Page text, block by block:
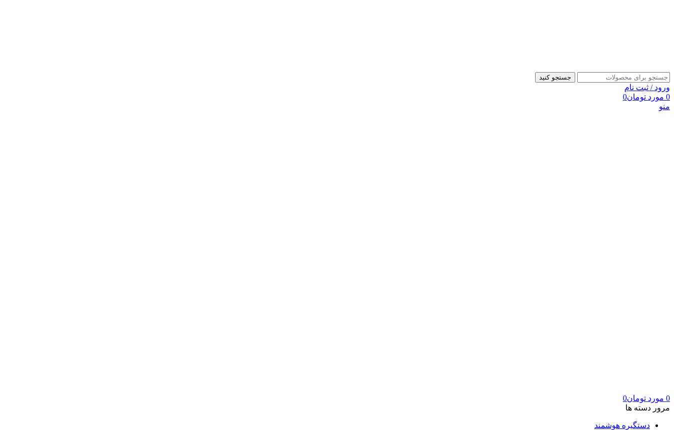
جستجو کنید
ورود / ثبت نام
0 مورد تومان0
منو
0 مورد تومان0
مرور دسته ها
دستگیره هوشمند